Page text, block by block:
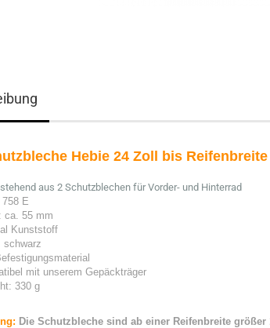
Hebie 24 Zoll bis Reifenbreite
aus 2 Schutzblechen für Vorder- und Hinterrad
758 E
ca. 55 mm
Kunststoff
schwarz
mit unserem Gepäckträger
330 g
Die Schutzbleche sind ab einer Reifenbreite